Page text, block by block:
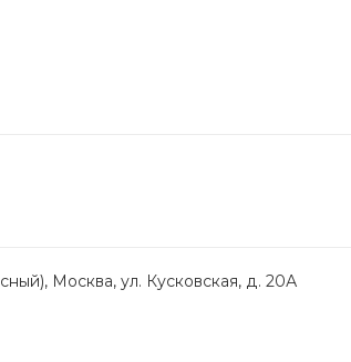
Москва, ул. Кусковская, д. 20А